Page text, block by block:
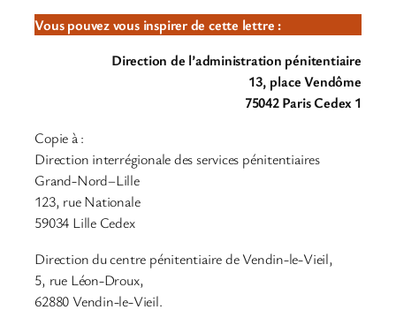
Vous pouvez vous inspirer de cette lettre :
Direction de l’administration pénitentiaire
13, place Vendôme
75042 Paris Cedex 1
Copie à :
Direction interrégionale des services pénitentiaires
Grand-Nord–Lille
123, rue Nationale
59034 Lille Cedex
Direction du centre pénitentiaire de Vendin-le-Vieil,
5, rue Léon-Droux,
62880 Vendin-le-Vieil.